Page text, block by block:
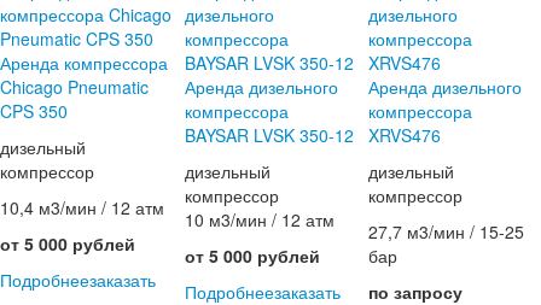
Аренда компрессора
Chicago Pneumatic
CPS 350
дизельный
компрессор
10,4 м3/мин / 12 атм
от 5 000 рублей
Подробнеезаказать
Аренда дизельного
компрессора
BAYSAR LVSK 350-12
дизельный
компрессор
10 м3/мин / 12 атм
от 5 000 рублей
Подробнеезаказать
Аренда дизельного
компрессора
XRVS476
дизельный
компрессор
27,7 м3/мин / 15-25
бар
по запросу